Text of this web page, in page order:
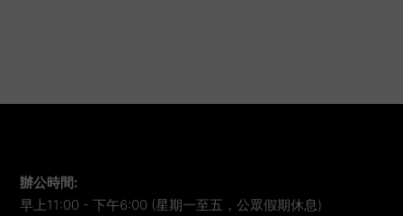
辦公時間:
早上11:00 - 下午6:00 (星期一至五，公眾假期休息)